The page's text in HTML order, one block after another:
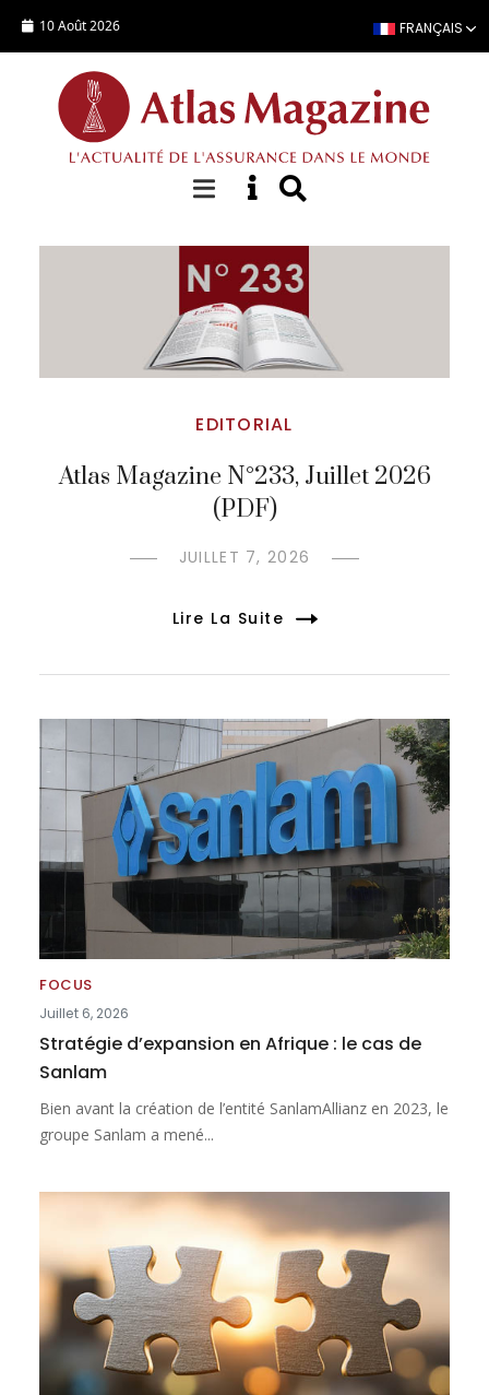
10 Août 2026 FRANÇAIS
À la Une
EDITORIAL
Atlas Magazine N°233, Juillet 2026
(PDF)
JUILLET 7, 2026
Lire La Suite
FOCUS
Juillet 6, 2026
Stratégie d’expansion en Afrique : le cas de
Sanlam
Bien avant la création de l’entité SanlamAllianz en 2023, le
groupe Sanlam a mené...